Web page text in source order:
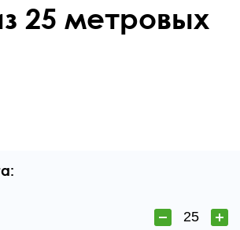
25 метровых